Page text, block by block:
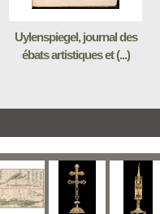
Uylenspiegel, journal des
ébats artistiques et (...)